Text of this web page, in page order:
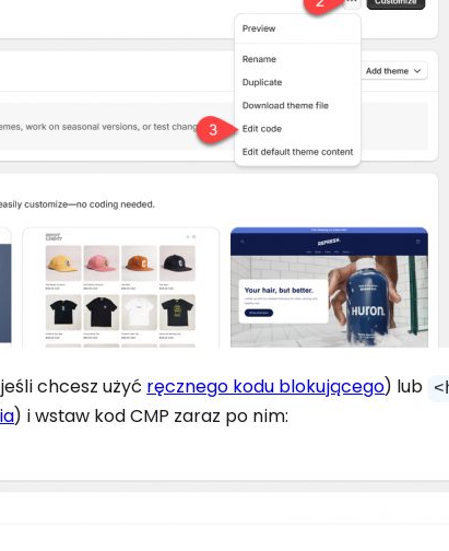
chcesz użyć ręcznego kodu blokującego) lub
) i wstaw kod CMP zaraz po nim: